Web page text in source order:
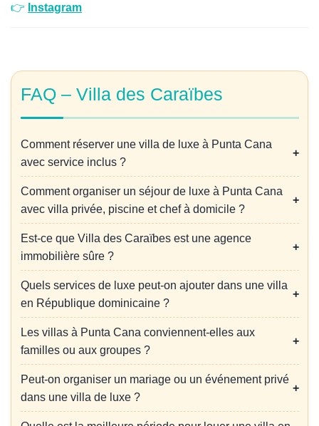
👉 Instagram
FAQ – Villa des Caraïbes
Comment réserver une villa de luxe à Punta Cana
avec service inclus ?
Comment organiser un séjour de luxe à Punta Cana
avec villa privée, piscine et chef à domicile ?
Est-ce que Villa des Caraïbes est une agence
immobilière sûre ?
Quels services de luxe peut-on ajouter dans une villa
en République dominicaine ?
Les villas à Punta Cana conviennent-elles aux
familles ou aux groupes ?
Peut-on organiser un mariage ou un événement privé
dans une villa de luxe ?